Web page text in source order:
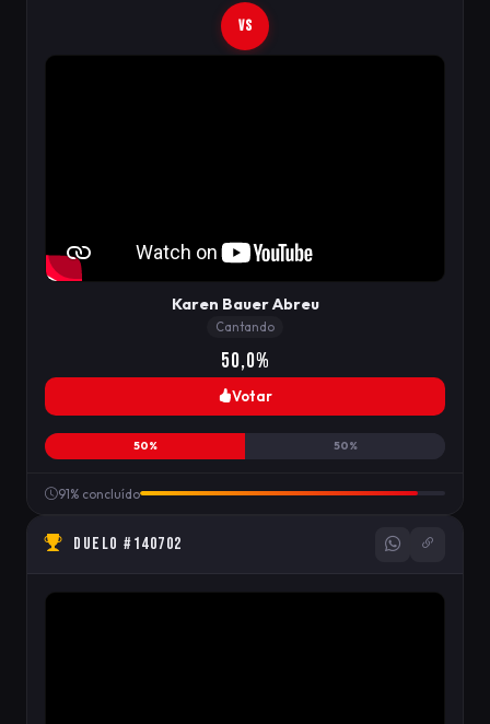
VS
Karen Bauer Abreu
Cantando
50,0%
Votar
50% 50%
91% concluído
DUELO #140702